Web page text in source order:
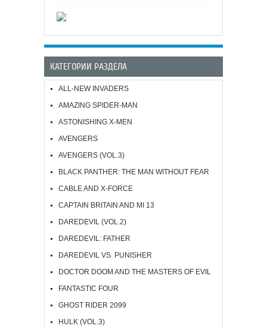
КАТЕГОРИИ РАЗДЕЛА
ALL-NEW INVADERS
AMAZING SPIDER-MAN
ASTONISHING X-MEN
AVENGERS
AVENGERS (VOL.3)
BLACK PANTHER: THE MAN WITHOUT FEAR
CABLE AND X-FORCE
CAPTAIN BRITAIN AND MI 13
DAREDEVIL (VOL.2)
DAREDEVIL: FATHER
DAREDEVIL VS. PUNISHER
DOCTOR DOOM AND THE MASTERS OF EVIL
FANTASTIC FOUR
GHOST RIDER 2099
HULK (VOL.3)